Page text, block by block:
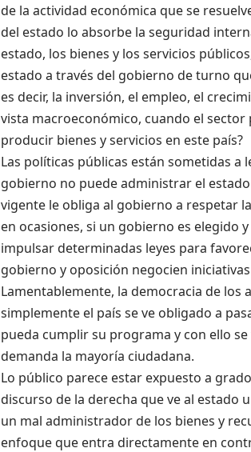
de la actividad económica que se
del estado lo absorbe la seguridad
estado, los bienes y los servicios
estado a través del gobierno de turno
es decir, la inversión, el empleo, el
vista macroeconómico, cuando el
producir bienes y servicios en este país?
Las políticas públicas están sometidas a
gobierno no puede administrar el
vigente le obliga al gobierno a respetar
en ocasiones, si un gobierno es elegido
impulsar determinadas leyes para
gobierno y oposición negocien
Lamentablemente, la democracia de los
simplemente el país se ve obligado a
pueda cumplir su programa y con ello
demanda la mayoría ciudadana.
Lo público parece estar expuesto a
discurso de la derecha que ve al estado
un mal administrador de los bienes y
enfoque que entra directamente en